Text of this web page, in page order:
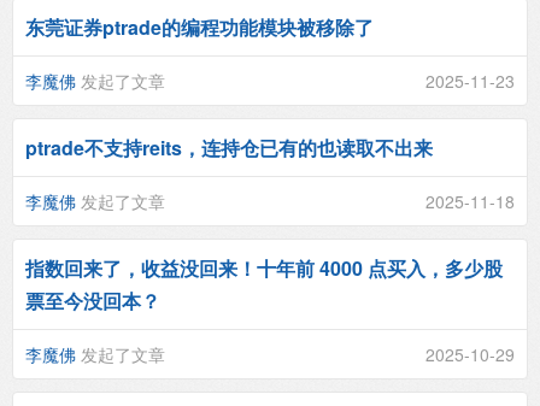
东莞证券ptrade的编程功能模块被移除了
李魔佛 发起了文章 2025-11-23
ptrade不支持reits，连持仓已有的也读取不出来
李魔佛 发起了文章 2025-11-18
指数回来了，收益没回来！十年前 4000 点买入，多少股
票至今没回本？
李魔佛 发起了文章 2025-10-29